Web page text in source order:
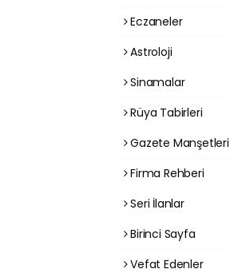
Eczaneler
Astroloji
Sinamalar
Rüya Tabirleri
Gazete Manşetleri
Firma Rehberi
Seri İlanlar
Birinci Sayfa
Vefat Edenler